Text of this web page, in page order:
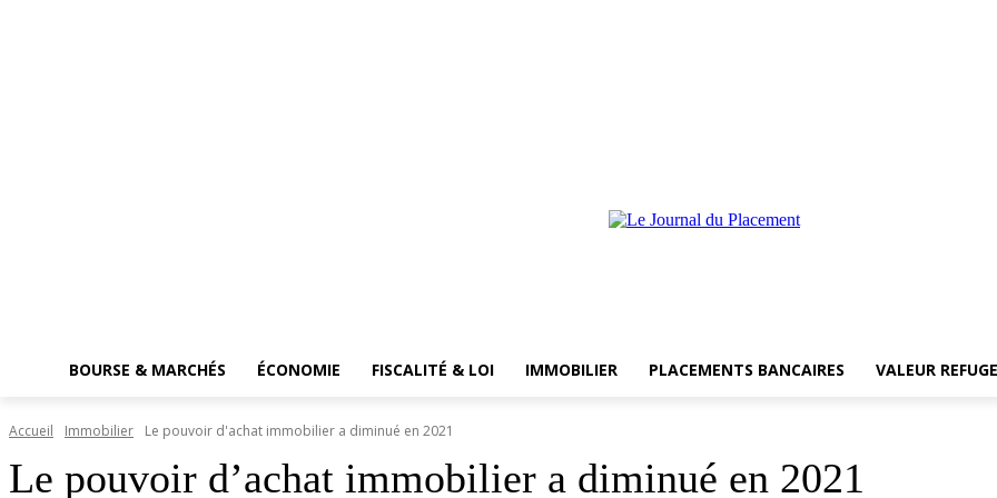
BOURSE & MARCHÉS ÉCONOMIE FISCALITÉ & LOI IMMOBILIER PLACEMENTS BANCAIRES VALEUR REFUGE
Accueil Immobilier Le pouvoir d'achat immobilier a diminué en 2021
Le pouvoir d’achat immobilier a diminué en 2021